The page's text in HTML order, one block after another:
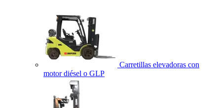
Carretillas elevadoras con
motor diésel o GLP